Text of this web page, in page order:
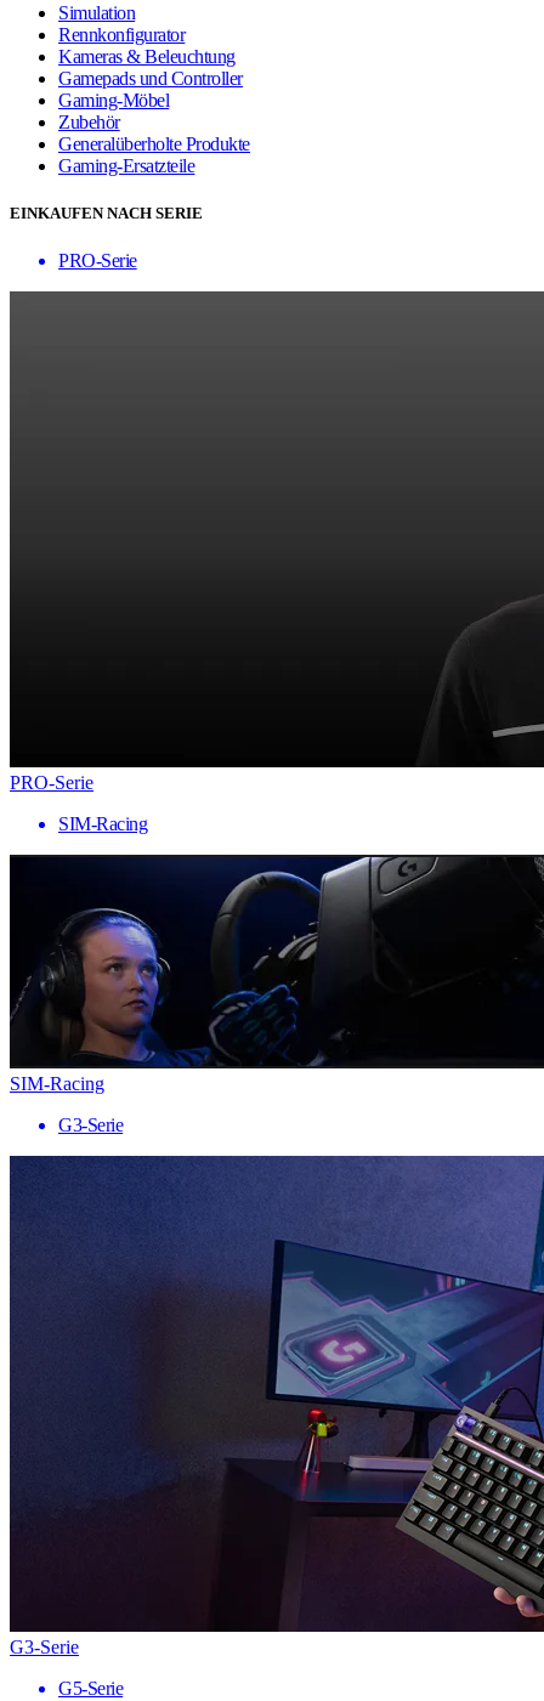
Simulation
Rennkonfigurator
Kameras & Beleuchtung
Gamepads und Controller
Gaming-Möbel
Zubehör
Generalüberholte Produkte
Gaming-Ersatzteile
EINKAUFEN NACH SERIE
PRO-Serie
PRO-Serie
SIM-Racing
SIM-Racing
G3-Serie
G3-Serie
G5-Serie